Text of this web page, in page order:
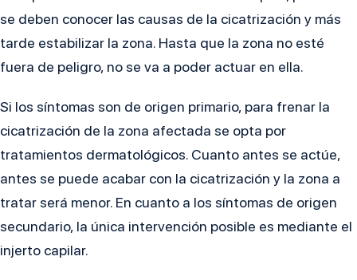
se deben conocer las causas de la cicatrización y más
tarde estabilizar la zona. Hasta que la zona no esté
fuera de peligro, no se va a poder actuar en ella.
Si los síntomas son de origen primario, para frenar la
cicatrización de la zona afectada se opta por
tratamientos dermatológicos. Cuanto antes se actúe,
antes se puede acabar con la cicatrización y la zona a
tratar será menor. En cuanto a los síntomas de origen
secundario, la única intervención posible es mediante el
injerto capilar.